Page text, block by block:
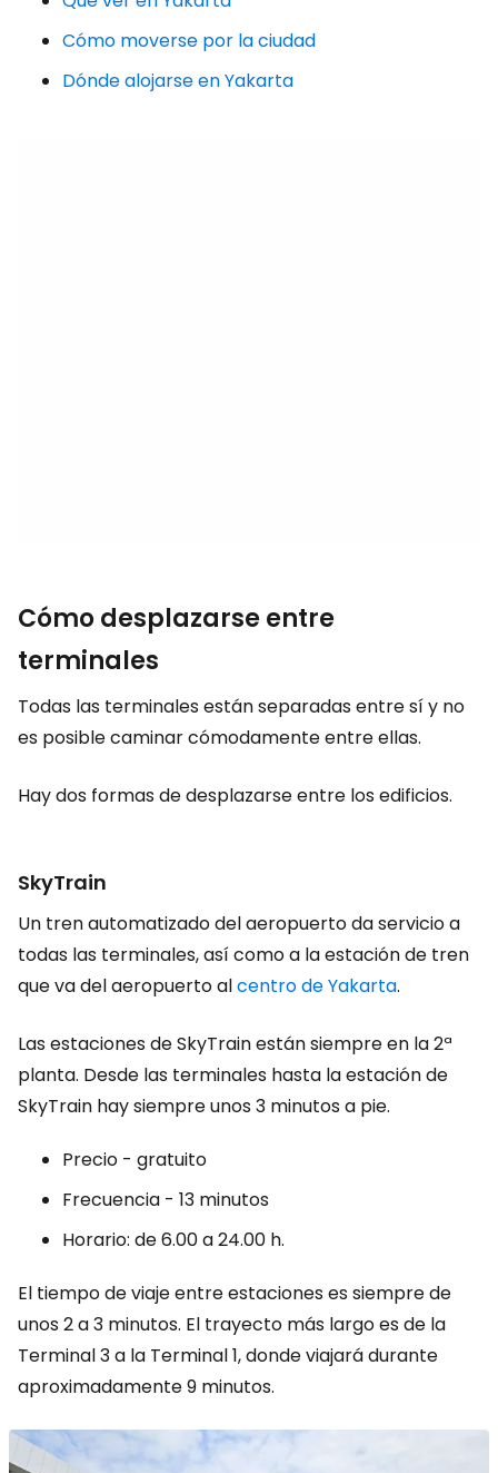
Cómo moverse por la ciudad
Dónde alojarse en Yakarta
Cómo desplazarse entre
terminales
Todas las terminales están separadas entre sí y no
es posible caminar cómodamente entre ellas.
Hay dos formas de desplazarse entre los edificios.
SkyTrain
Un tren automatizado del aeropuerto da servicio a
todas las terminales, así como a la estación de tren
que va del aeropuerto alcentro de Yakarta.
Las estaciones de SkyTrain están siempre en la 2ª
planta. Desde las terminales hasta la estación de
SkyTrain hay siempre unos 3 minutos a pie.
Precio - gratuito
Frecuencia - 13 minutos
Horario: de 6.00 a 24.00 h.
El tiempo de viaje entre estaciones es siempre de
unos 2 a 3 minutos. El trayecto más largo es de la
Terminal 3 a la Terminal 1, donde viajará durante
aproximadamente 9 minutos.